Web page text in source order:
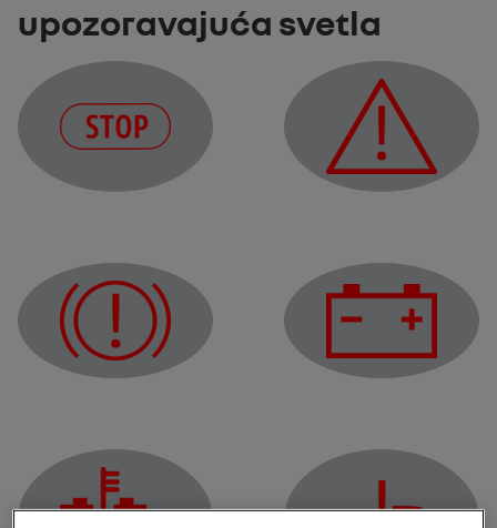
Upozoravajuća svetla
Lampica upozorenja STOP
Lampica upozorenja
Upozoravajuća lampica za kvar kočnog sistemaLampica upozorenja za